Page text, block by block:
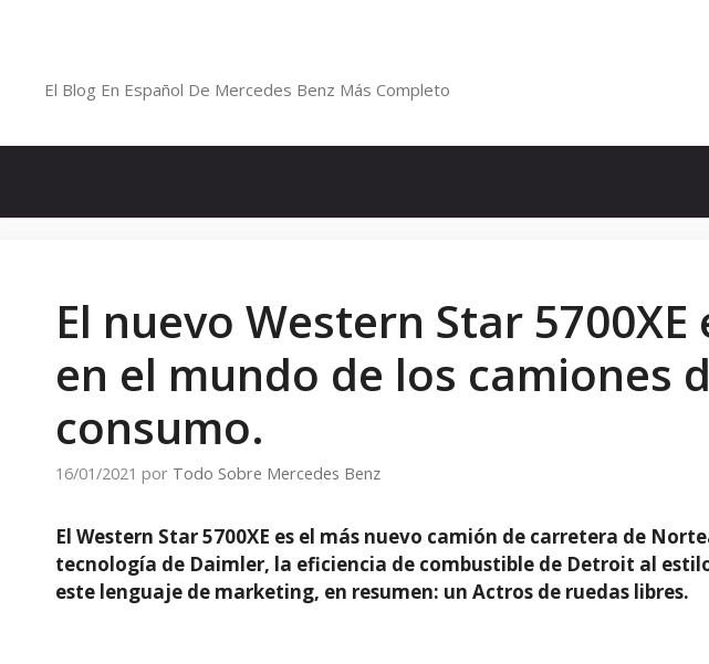
El Blog En Español De Mercedes Benz Más Completo
El nuevo Western Star 5700XE
en el mundo de los camiones
consumo.
16/01/2021 por Todo Sobre Mercedes Benz
El Western Star 5700XE es el más nuevo camión de carretera de
tecnología de Daimler, la eficiencia de combustible de Detroit al
este lenguaje de marketing, en resumen: un Actros de ruedas libres.